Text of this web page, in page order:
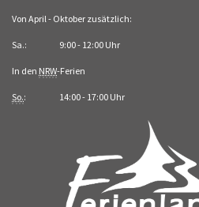
Von April - Oktober zusätzlich:
Sa.: 9:00 - 12:00 Uhr
In den NRW-Ferien
So.: 14:00 - 17:00 Uhr